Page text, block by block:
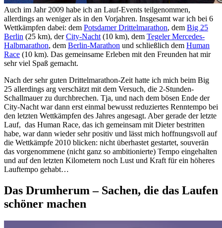
Auch im Jahr 2009 habe ich an Lauf-Events teilgenommen,
allerdings an weniger als in den Vorjahren. Insgesamt war ich bei 6
Wettkämpfen dabei: dem Potsdamer Drittelmarathon, dem Big 25
Berlin (25 km), derCity-Nacht (10 km), dem Tegeler Mercedes-
Halbmarathon, dem Berlin-Marathon und schließlich dem Human
Race (10 km). Das gemeinsame Erleben mit den Freunden hat mir
sehr viel Spaß gemacht.
Nach der sehr guten Drittelmarathon-Zeit hatte ich mich beim Big
25 allerdings arg verschätzt mit dem Versuch, die 2-Stunden-
Schallmauer zu durchbrechen. Tja, und nach dem bösen Ende der
City-Nacht war dann erst einmal bewusst reduziertes Renntempo bei
den letzten Wettkämpfen des Jahres angesagt. Aber gerade der letzte
Lauf, das Human Race, das ich gemeinsam mit Dieter bestritten
habe, war dann wieder sehr positiv und lässt mich hoffnungsvoll auf
die Wettkämpfe 2010 blicken: nicht überhastet gestartet, souverän
das vorgenommene (nicht ganz so ambitionierte) Tempo eingehalten
und auf den letzten Kilometern noch Lust und Kraft für ein höheres
Lauftempo gehabt…
Das Drumherum – Sachen, die das Laufen
schöner machen